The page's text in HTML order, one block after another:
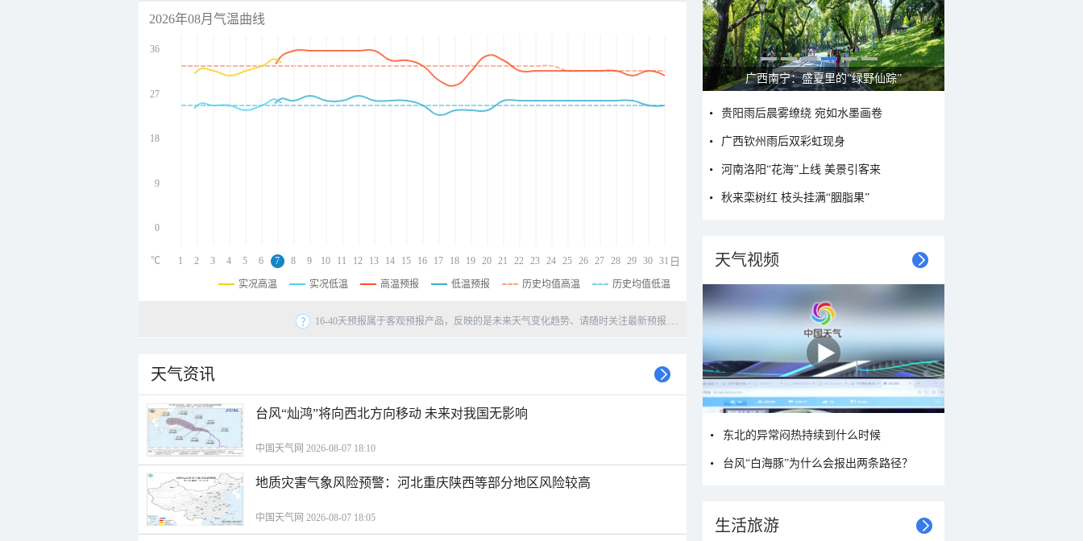
2026年08月气温曲线
36
27
18
9
0
1 2 3 4 5 6 7 8 9 10 11 12 13 14 15 16 17 18 19 20 21 22 23 24 25 26 27 28 29 30 31
℃ 日
实况高温 实况低温 高温预报 低温预报 历史均值高温 历史均值低温
16-40天预报属于客观预报产品，反映的是未来天气变化趋势、请随时关注最新预报.....
天气资讯
台风“灿鸿”将向西北方向移动 未来对我国无影响
中国天气网 2026-08-07 18:10
地质灾害气象风险预警：河北重庆陕西等部分地区风险较高
中国天气网 2026-08-07 18:05
广西南宁：盛夏里的“绿野仙踪”
贵阳雨后晨雾缭绕 宛如水墨画卷
广西钦州雨后双彩虹现身
河南洛阳“花海”上线 美景引客来
秋来栾树红 枝头挂满“胭脂果”
天气视频
东北的异常闷热持续到什么时候
台风“白海豚”为什么会报出两条路径？
生活旅游